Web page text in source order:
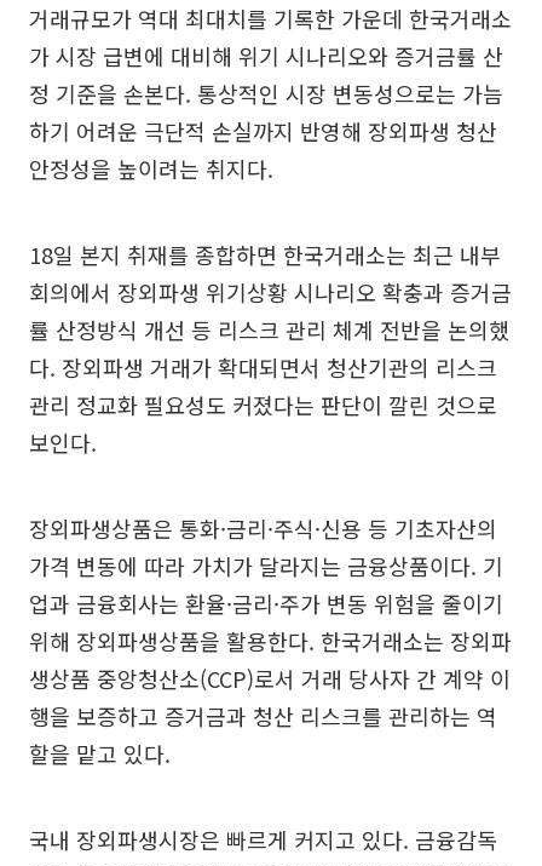
거래규모가 역대 최대치를 기록한 가운데 한국거래소
가 시장 급변에 대비해 위기 시나리오와 증거금률 산
정 기준을 손본다. 통상적인 시장 변동성으로는 가늠
하기 어려운 극단적 손실까지 반영해 장외파생 청산
안정성을 높이려는 취지다.
18일 본지 취재를 종합하면 한국거래소는 최근 내부
회의에서 장외파생 위기상황 시나리오 확충과 증거금
률 산정방식 개선 등 리스크 관리 체계 전반을 논의했
다. 장외파생 거래가 확대되면서 청산기관의 리스크
관리 정교화 필요성도 커졌다는 판단이 깔린 것으로
보인다.
장외파생상품은 통화·금리·주식·신용 등 기초자산의
가격 변동에 따라 가치가 달라지는 금융상품이다. 기
업과 금융회사는 환율·금리·주가 변동 위험을 줄이기
위해 장외파생상품을 활용한다. 한국거래소는 장외파
생상품 중앙청산소(CCP)로서 거래 당사자 간 계약 이
행을 보증하고 증거금과 청산 리스크를 관리하는 역
할을 맡고 있다.
국내 장외파생시장은 빠르게 커지고 있다. 금융감독